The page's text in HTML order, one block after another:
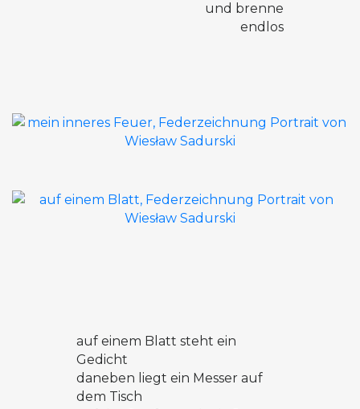
und brenne
endlos
auf einem Blatt steht ein
Gedicht
daneben liegt ein Messer auf
dem Tisch